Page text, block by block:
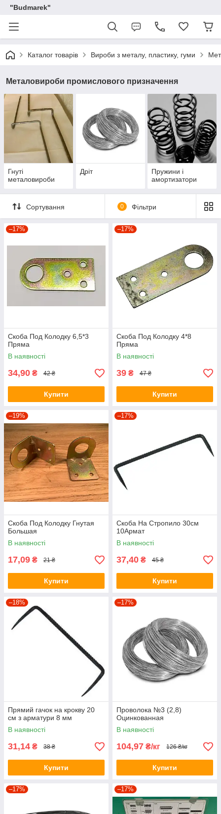
"Budmarek"
Каталог товарів Вироби з металу, пластику, гуми
Металовироби промислового призначення
Гнуті
металовироби
Дріт
Пружини і
амортизатори
Сортування 0 Фільтри
–17%
Скоба Под Колодку 6,5*3
Пряма
В наявності
34,90 ₴ 42 ₴
Купити
–17%
Скоба Под Колодку 4*8
Пряма
В наявності
39 ₴ 47 ₴
Купити
–19%
Скоба Под Колодку Гнутая
Большая
В наявності
17,09 ₴ 21 ₴
Купити
–17%
Скоба На Стропило 30см
10Армат
В наявності
37,40 ₴ 45 ₴
Купити
–18%
Прямий гачок на крокву 20
см з арматури 8 мм
В наявності
31,14 ₴ 38 ₴
Купити
–17%
Проволока №3 (2,8)
Оцинкованная
В наявності
104,97 ₴/кг 126 ₴/кг
Купити
–17% –17%